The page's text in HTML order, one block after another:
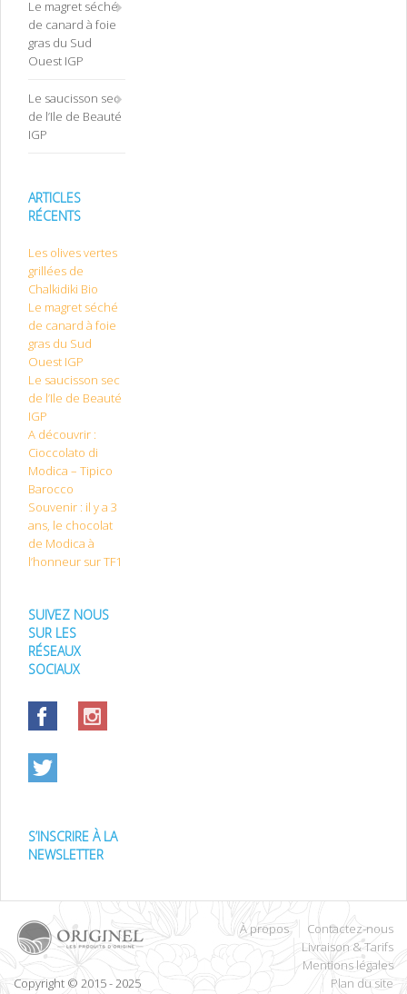
Le magret séché
de canard à foie
gras du Sud
Ouest IGP
Le saucisson sec
de l’Ile de Beauté
IGP
ARTICLES
RÉCENTS
Les olives vertes
grillées de
Chalkidiki Bio
Le magret séché
de canard à foie
gras du Sud
Ouest IGP
Le saucisson sec
de l’Ile de Beauté
IGP
A découvrir :
Cioccolato di
Modica – Tipico
Barocco
Souvenir : il y a 3
ans, le chocolat
de Modica à
l’honneur sur TF1
SUIVEZ NOUS
SUR LES
RÉSEAUX
SOCIAUX
S’INSCRIRE À LA
NEWSLETTER
Copyright © 2015 - 2025
À propos
Contactez-nous
Livraison & Tarifs
Mentions légales
Plan du site